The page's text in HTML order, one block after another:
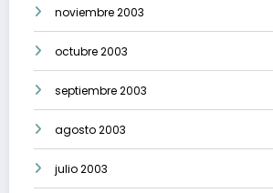
noviembre 2003
octubre 2003
septiembre 2003
agosto 2003
julio 2003